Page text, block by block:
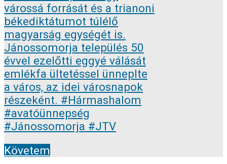
Követem